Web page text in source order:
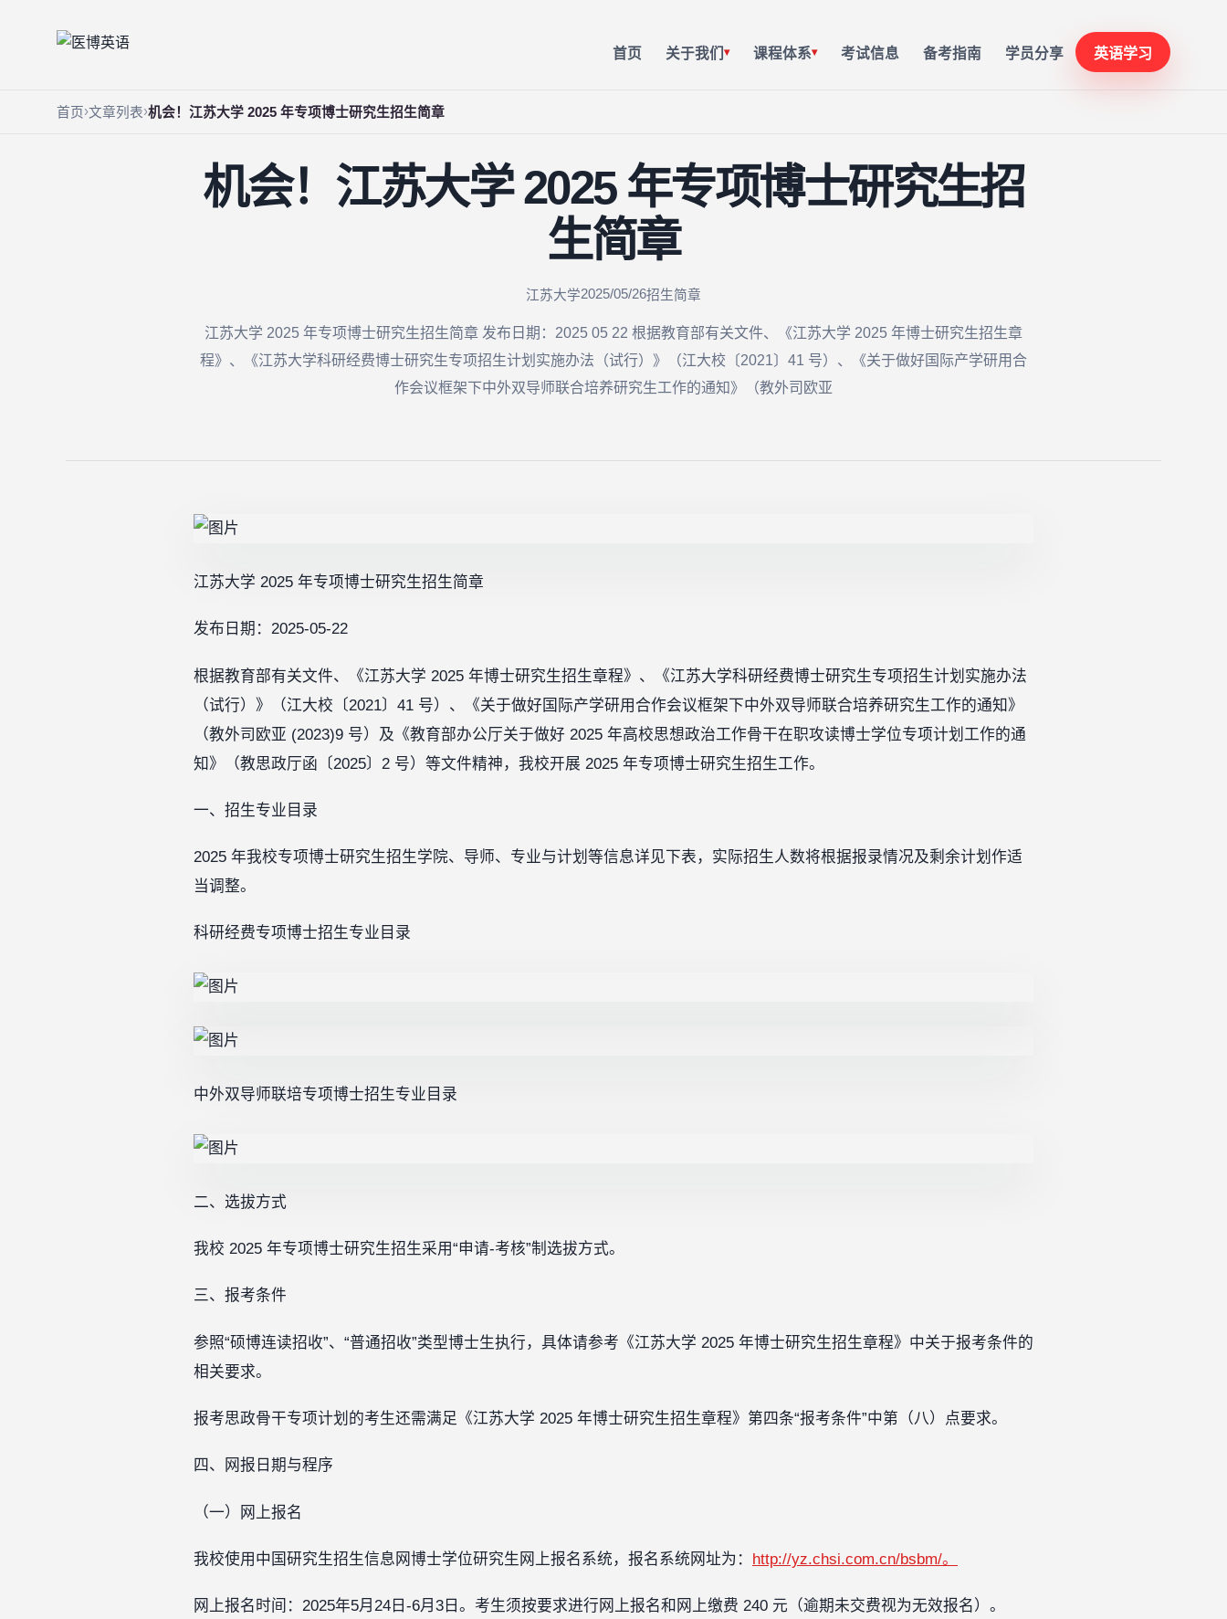
首页 关于我们 ▾ 课程体系▾ 考试信息 备考指南 学员分享 英语学习
首页 文章列表 机会！江苏大学 2025 年专项博士研究生招生简章
机会！江苏大学 2025 年专项博士研究生招
生简章
江苏大学2025/05/26招生简章
江苏大学 2025 年专项博士研究生招生简章 发布日期：2025 05 22 根据教育部有关文件、《江苏大学 2025 年博士研究生招生章
程》、《江苏大学科研经费博士研究生专项招生计划实施办法（试行）》（江大校〔2021〕41 号）、《关于做好国际产学研用合
作会议框架下中外双导师联合培养研究生工作的通知》（教外司欧亚
江苏大学 2025 年专项博士研究生招生简章
发布日期：2025-05-22
根据教育部有关文件、《江苏大学 2025 年博士研究生招生章程》、《江苏大学科研经费博士研究生专项招生计划实施办法
（试行）》（江大校〔2021〕41 号）、《关于做好国际产学研用合作会议框架下中外双导师联合培养研究生工作的通知》
（教外司欧亚 (2023)9 号）及《教育部办公厅关于做好 2025 年高校思想政治工作骨干在职攻读博士学位专项计划工作的通
知》（教思政厅函〔2025〕2 号）等文件精神，我校开展 2025 年专项博士研究生招生工作。
一、招生专业目录
2025 年我校专项博士研究生招生学院、导师、专业与计划等信息详见下表，实际招生人数将根据报录情况及剩余计划作适
当调整。
科研经费专项博士招生专业目录
中外双导师联培专项博士招生专业目录
二、选拔方式
我校 2025 年专项博士研究生招生采用“申请-考核”制选拔方式。
三、报考条件
参照“硕博连读招收”、“普通招收”类型博士生执行，具体请参考《江苏大学 2025 年博士研究生招生章程》中关于报考条件的
相关要求。
报考思政骨干专项计划的考生还需满足《江苏大学 2025 年博士研究生招生章程》第四条“报考条件”中第（八）点要求。
四、网报日期与程序
（一）网上报名
我校使用中国研究生招生信息网博士学位研究生网上报名系统，报名系统网址为： http://yz.chsi.com.cn/bsbm/。
网上报名时间：2025年5月24日-6月3日。考生须按要求进行网上报名和网上缴费 240 元（逾期未交费视为无效报名）。